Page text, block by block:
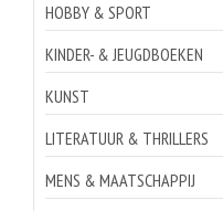
HOBBY & SPORT
KINDER- & JEUGDBOEKEN
KUNST
LITERATUUR & THRILLERS
MENS & MAATSCHAPPIJ